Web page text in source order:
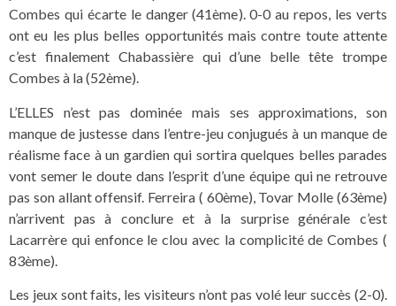
Combes qui écarte le danger (41ème). 0-0 au repos, les verts
ont eu les plus belles opportunités mais contre toute attente
c’est finalement Chabassière qui d’une belle tête trompe
Combes à la (52ème).
L’ELLES n’est pas dominée mais ses approximations, son
manque de justesse dans l’entre-jeu conjugués à un manque de
réalisme face à un gardien qui sortira quelques belles parades
vont semer le doute dans l’esprit d’une équipe qui ne retrouve
pas son allant offensif. Ferreira ( 60ème), Tovar Molle (63ème)
n’arrivent pas à conclure et à la surprise générale c’est
Lacarrère qui enfonce le clou avec la complicité de Combes (
83ème).
Les jeux sont faits, les visiteurs n’ont pas volé leur succès (2-0).